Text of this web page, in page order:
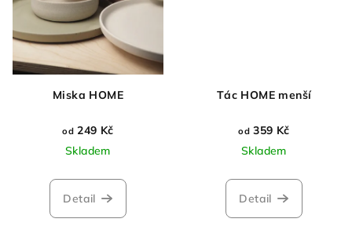
Miska HOME
od 249 Kč
Skladem
Detail
Tác HOME menší
od 359 Kč
Skladem
Detail